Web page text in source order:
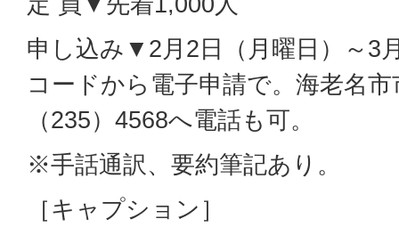
申し込み▼2月2日（月曜日）～3
コードから電子申請で。海老名
（235）4568へ電話も可。
※手話通訳、要約筆記あり。
［キャプション］